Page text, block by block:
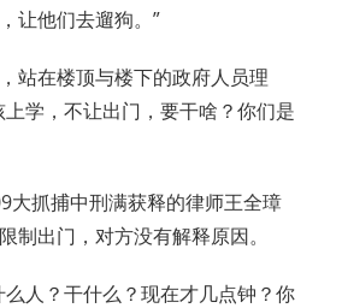
让他们去遛狗。”
站在楼顶与楼下的政府人员理
学，不让出门，要干啥？你们是
大抓捕中刑满获释的律师王全璋
制出门，对方没有解释原因。
么人？干什么？现在才几点钟？你